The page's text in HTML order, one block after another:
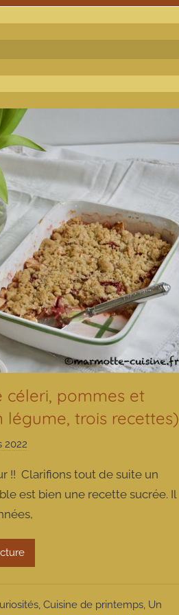
pommes et
légume, trois recettes)
2022
r
m
a
o
t
!! Clarifions tout de suite un
est bien une recette sucrée. Il
, Cuisine de printemps, Un